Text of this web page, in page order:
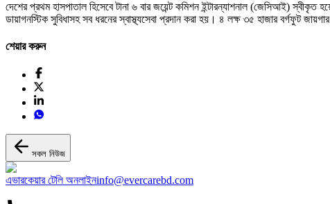
দেশের প্রথম হাসপাতাল হিসেবে টানা ৬ বার জয়েন্ট কমিশন ইন্টারন্যাশনাল (জেসিআই) স্বীকৃত
ডায়াগনস্টিক সুবিধাসহ সব ধরনের স্বাস্থ্যসেবা প্রদান করা হয়। ৪ লক্ষ ৩৫ হাজার বর্গফুট
শেয়ার করুন
সকল নিউজ
এভারকেয়ার টেলি অনলাইনinfo@evercarebd.com